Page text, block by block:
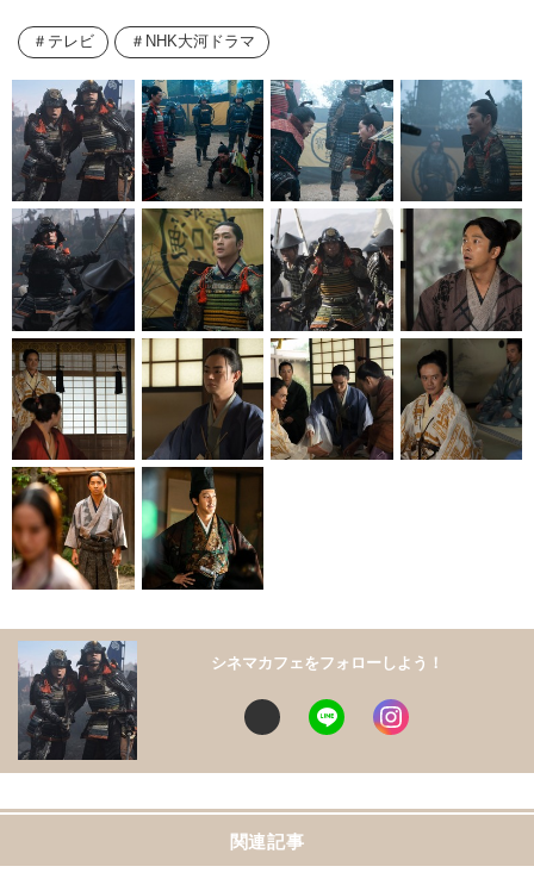
テレビ NHK大河ドラマ
シネマカフェをフォローしよう！
関連記事